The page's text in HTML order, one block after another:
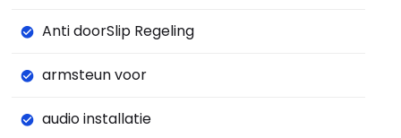
Anti doorSlip Regeling
armsteun voor
audio installatie